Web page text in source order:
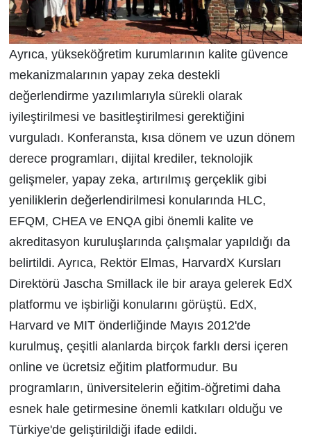
Ayrıca, yükseköğretim kurumlarının kalite güvence
mekanizmalarının yapay zeka destekli
değerlendirme yazılımlarıyla sürekli olarak
iyileştirilmesi ve basitleştirilmesi gerektiğini
vurguladı. Konferansta, kısa dönem ve uzun dönem
derece programları, dijital krediler, teknolojik
gelişmeler, yapay zeka, artırılmış gerçeklik gibi
yeniliklerin değerlendirilmesi konularında HLC,
EFQM, CHEA ve ENQA gibi önemli kalite ve
akreditasyon kuruluşlarında çalışmalar yapıldığı da
belirtildi. Ayrıca, Rektör Elmas, HarvardX Kursları
Direktörü Jascha Smillack ile bir araya gelerek EdX
platformu ve işbirliği konularını görüştü. EdX,
Harvard ve MIT önderliğinde Mayıs 2012'de
kurulmuş, çeşitli alanlarda birçok farklı dersi içeren
online ve ücretsiz eğitim platformudur. Bu
programların, üniversitelerin eğitim-öğretimi daha
esnek hale getirmesine önemli katkıları olduğu ve
Türkiye'de geliştirildiği ifade edildi.